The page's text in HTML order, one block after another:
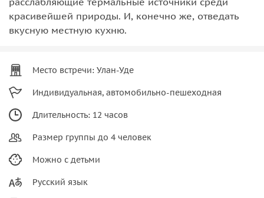
красивейшей природы. И, конечно же, отведать
вкусную местную кухню.
Место встречи: Улан-Уде
Индивидуальная, автомобильно-пешеходная
Длительность: 12 часов
Размер группы до 4 человек
Можно с детьми
Русский язык